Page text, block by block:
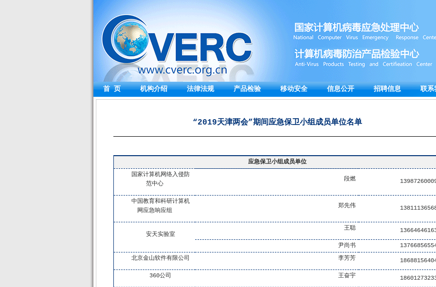
首 页 机构介绍 法律法规 产品检验 移动安全 信息公开 招聘信息 联系
“2019天津两会”期间应急保卫小组成员单位名单
应急保卫小组成员单位
国家计算机网络入侵防
范中心
段燃
中国教育和科研计算机
网应急响应组
郑先伟
安天实验室
王聪
尹尚书
北京金山软件有限公司
李芳芳
360公司 王奋宇